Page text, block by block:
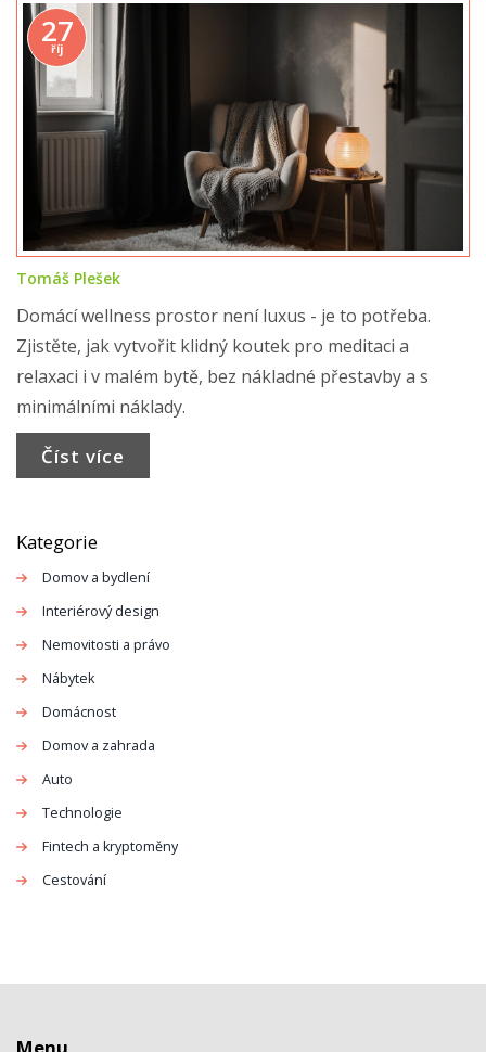
27
říj
Tomáš Plešek
Domácí wellness prostor není luxus - je to potřeba.
Zjistěte, jak vytvořit klidný koutek pro meditaci a
relaxaci i v malém bytě, bez nákladné přestavby a s
minimálními náklady.
Číst více
Kategorie
Domov a bydlení
Interiérový design
Nemovitosti a právo
Nábytek
Domácnost
Domov a zahrada
Auto
Technologie
Fintech a kryptoměny
Cestování